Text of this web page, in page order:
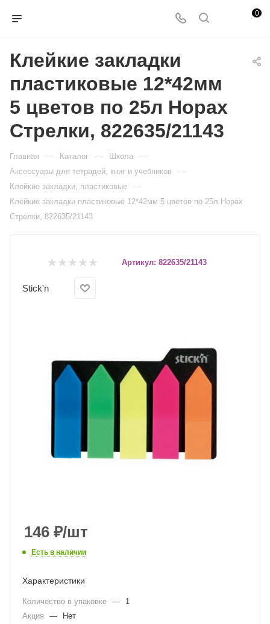
0
Клейкие закладки
пластиковые 12*42мм
5 цветов по 25л Hopax
Стрелки, 822635/21143
Главная — Каталог — Школа —
Аксессуары для тетрадей, книг и учебников —
Клейкие закладки, пластиковые —
Клейкие закладки пластиковые 12*42мм 5 цветов по 25л Hopax
Стрелки, 822635/21143
Артикул: 822635/21143
Stick'n
146 ₽/шт
Есть в наличии
Характеристики
Количество в упаковке —
1
Акция
—
Нет